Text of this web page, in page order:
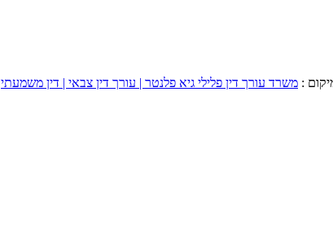
: משרד עורך דין פלילי גיא פלנטר | עורך דין צבאי | דין משמעתי